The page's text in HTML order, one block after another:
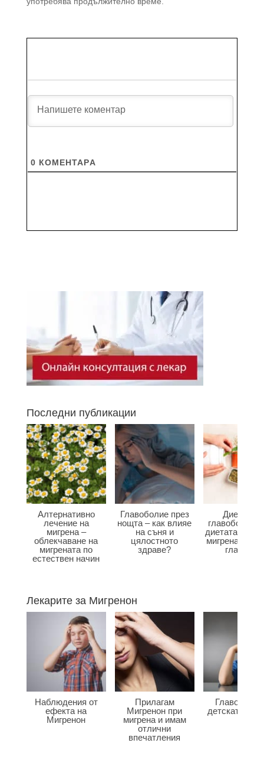
0 КОМЕНТАРA
Последни публикации
Алтернативно
лечение на
мигрена –
облекчаване на
мигрената по
естествен начин
Главоболие през
нощта – как влияе
на съня и
цялостното
здраве?
Диета при
главоболие –
диетата
мигрена и
главата?
Лекарите за Мигренон
Наблюдения от
ефекта на
Мигренон
Прилагам
Мигренон при
мигрена и имам
отлични
впечатления
детската